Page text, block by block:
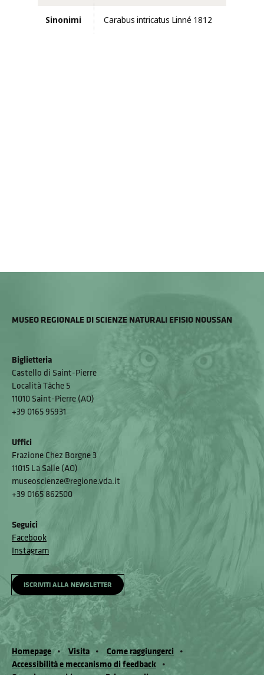
Sinonimi Carabus intricatus Linné 1812
MUSEO REGIONALE DI SCIENZE NATURALI EFISIO NOUSSAN
Biglietteria
Castello di Saint-Pierre
Località Tâche 5
11010 Saint-Pierre (AO)
+39 0165 95931
Uffici
Frazione Chez Borgne 3
11015 La Salle (AO)
museoscienze@regione.vda.it
+39 0165 862500
Seguici
Facebook
Instagram
ISCRIVITI ALLA NEWSLETTER
Homepage Visita
Come raggiungerci
Accessibilità e meccanismo di feedback
Segnala un problema
Privacy policy